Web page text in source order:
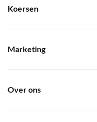
Koersen
Marketing
Over ons